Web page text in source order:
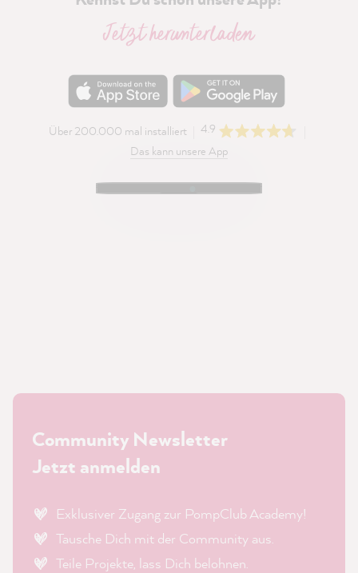
Jetzt herunterladen
Über 200.000 mal installiert
4.9
Das kann unsere App
Community Newsletter
Jetzt anmelden
Exklusiver Zugang zur PompClub Academy!
Tausche Dich mit der Community aus.
Teile Projekte, lass Dich belohnen.